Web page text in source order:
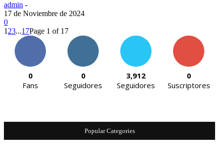
admin -
17 de Noviembre de 2024
0
1 23...17Page 1 of 17
0
Fans
0
Seguidores
3,912
Seguidores
0
Suscriptores
Popular Categories